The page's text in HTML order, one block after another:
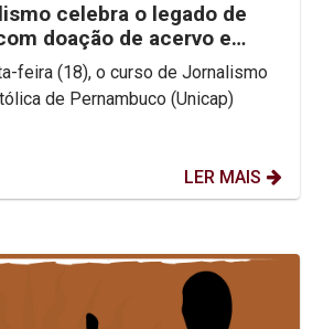
celebra o legado de
doação de acervo e
sua...
feira (18), o curso de Jornalismo
de Pernambuco (Unicap)
LER MAIS